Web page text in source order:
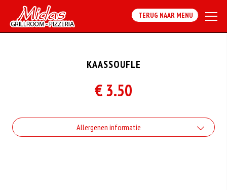
TERUG NAAR MENU
KAASSOUFLE
€ 3.50
Allergenen informatie